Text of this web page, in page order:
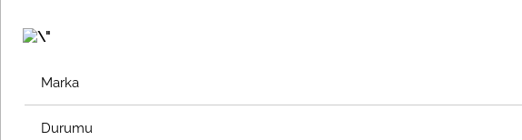
Marka
Durumu